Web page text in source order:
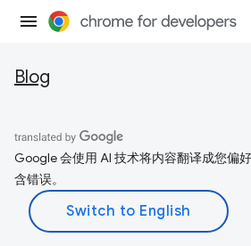
Blog
Google 会使用 AI 技术将内容翻译成您偏
含错误。